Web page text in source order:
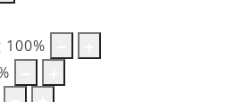
100%